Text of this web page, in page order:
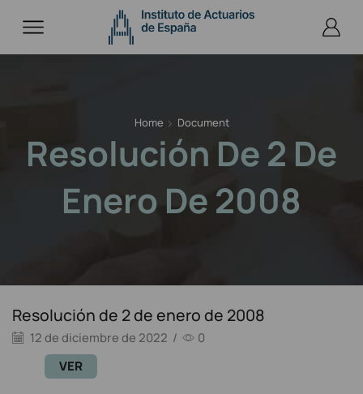
Home Document
Resolución De 2 De
Enero De 2008
Resolución de 2 de enero de 2008
12 de diciembre de 2022 / 0
VER